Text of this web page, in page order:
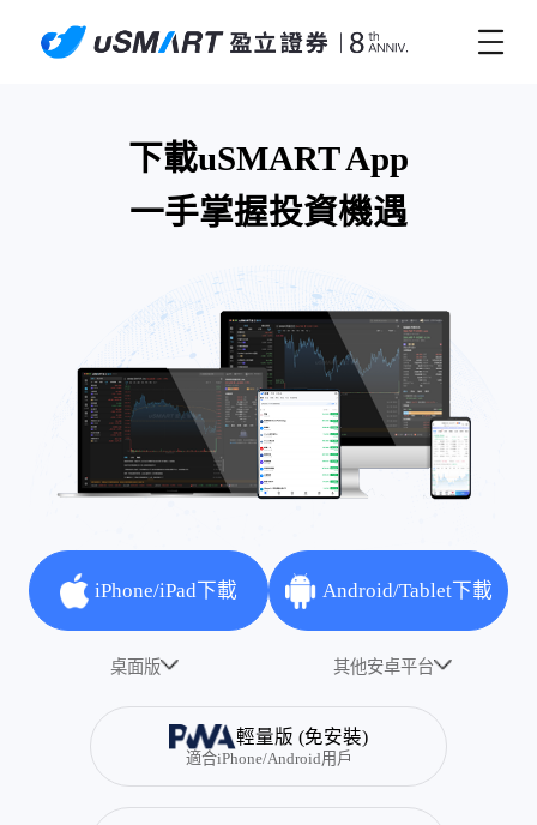
下載uSMART App
一手掌握投資機遇
iPhone/iPad下載 Android/Tablet下載
桌面版 其他安卓平台
輕量版 (免安裝)
適合iPhone/Android用戶